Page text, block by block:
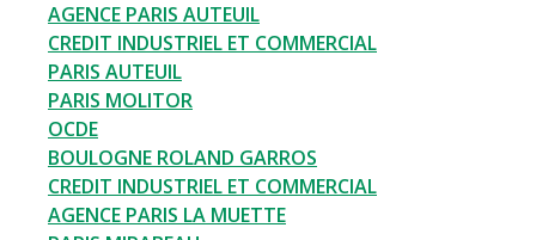
AGENCE PARIS AUTEUIL
CREDIT INDUSTRIEL ET COMMERCIAL
PARIS AUTEUIL
PARIS MOLITOR
OCDE
BOULOGNE ROLAND GARROS
CREDIT INDUSTRIEL ET COMMERCIAL
AGENCE PARIS LA MUETTE